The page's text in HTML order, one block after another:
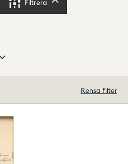
Rensa filter